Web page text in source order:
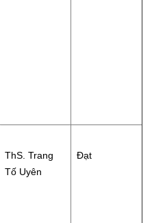
ThS. Trang
Tố Uyên
Đạt